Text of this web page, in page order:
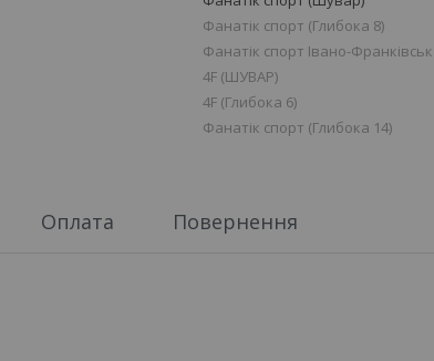
Фанатік спорт (Глибока 8)
Фанатік спорт Івано-Франківськ
4F (ШУВАР)
4F (Глибока 6)
Фанатік спорт (Глибока 14)
Оплата Повернення